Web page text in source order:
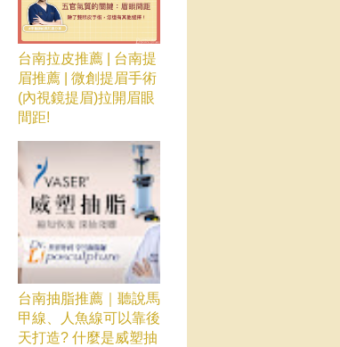
台南拉皮推薦 | 台南提
眉推薦 | 微創提眉手術
(內視鏡提眉)拉開眉眼
間距!
台南抽脂推薦｜聽說馬
甲線、人魚線可以靠後
天打造? 什麼是威塑抽